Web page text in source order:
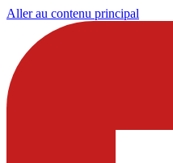
Aller au contenu principal